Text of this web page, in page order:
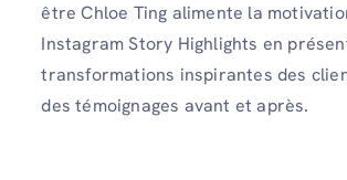
être Chloe Ting alimente la
Instagram Story Highlights en
transformations inspirantes des
des témoignages avant et après.